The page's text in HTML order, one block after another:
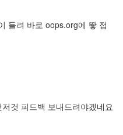
들려 바로 oops.org에 뙇 접
것 피드백 보내드려야겠네요